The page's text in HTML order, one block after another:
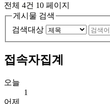
전체 4건 10 페이지
게시물 검색
검색대상
접속자집계
오늘
1
어제